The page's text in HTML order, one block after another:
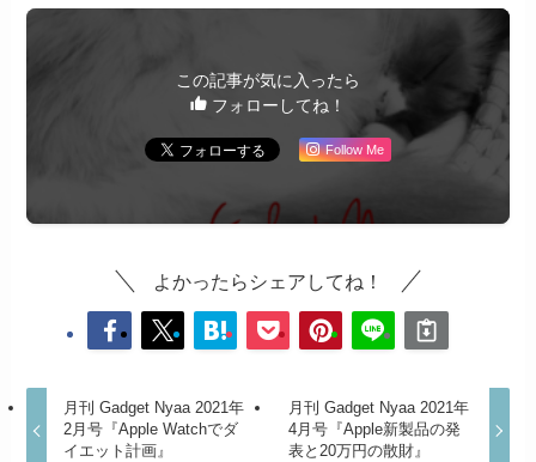
この記事が気に入ったら
フォローしてね！
Follow Me
よかったらシェアしてね！
月刊 Gadget Nyaa 2021年
2月号『Apple Watchでダ
イエット計画』
月刊 Gadget Nyaa 2021年
4月号『Apple新製品の発
表と20万円の散財』